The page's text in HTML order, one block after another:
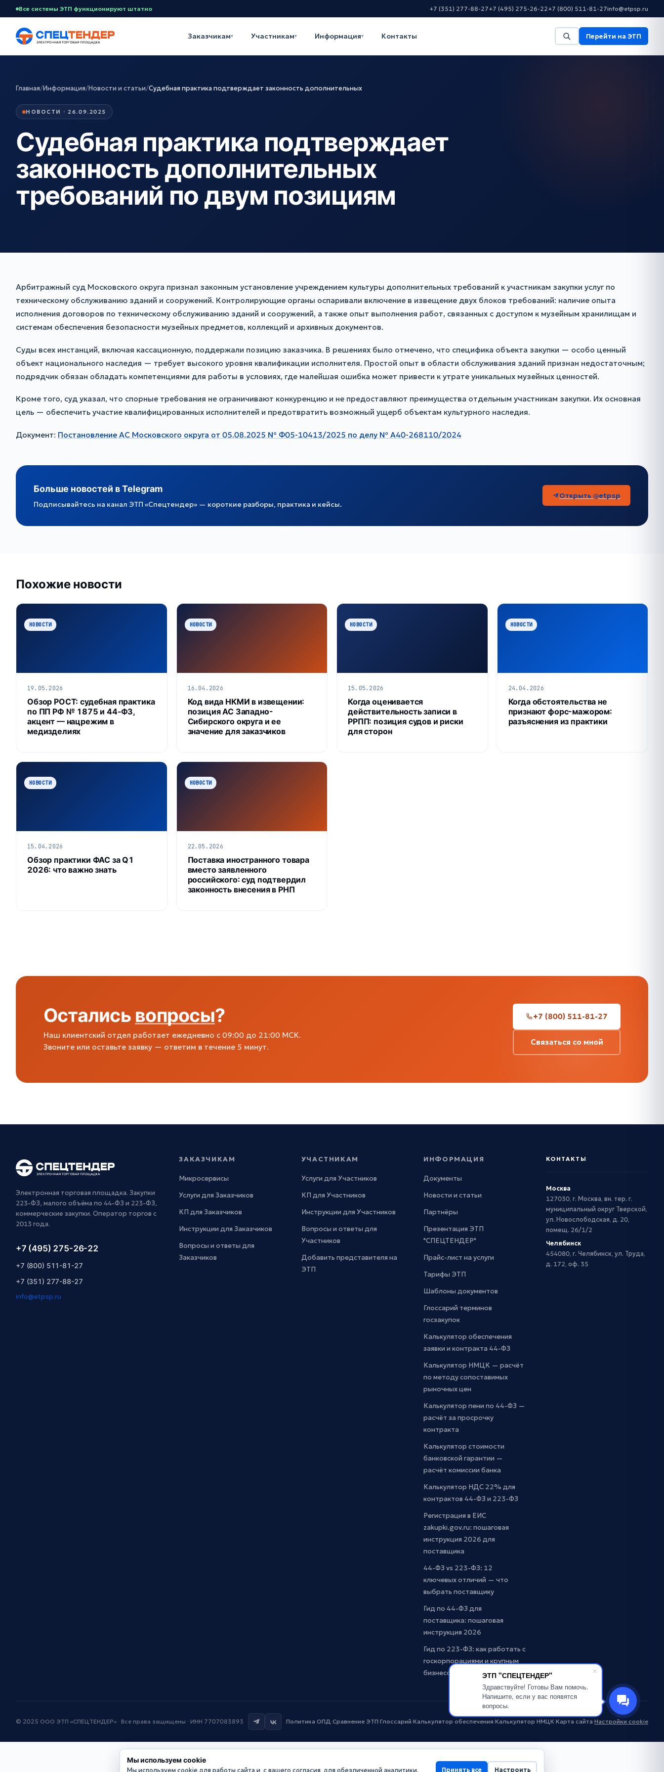
ЭТП "СПЕЦТЕНДЕР"
Здравствуйте! Готовы Вам помочь.
Напишите, если у вас появятся
вопросы.
Все системы ЭТП функционируют штатно +7 (351) 277-88-27+7 (495) 275-26-22+7 (800) 511-81-27info@etpsp.ru
Заказчикам▾ Участникам▾ Информация▾ Контакты Перейти на ЭТП
Главная/Информация/Новости и статьи/Судебная практика подтверждает законность дополнительных
НОВОСТИ · 26.09.2025
Судебная практика подтверждает
законность дополнительных
требований по двум позициям
Арбитражный суд Московского округа признал законным установление учреждением культуры дополнительных требований к участникам закупки услуг по
техническому обслуживанию зданий и сооружений. Контролирующие органы оспаривали включение в извещение двух блоков требований: наличие опыта
исполнения договоров по техническому обслуживанию зданий и сооружений, а также опыт выполнения работ, связанных с доступом к музейным хранилищам и
системам обеспечения безопасности музейных предметов, коллекций и архивных документов.
Суды всех инстанций, включая кассационную, поддержали позицию заказчика. В решениях было отмечено, что специфика объекта закупки — особо ценный
объект национального наследия — требует высокого уровня квалификации исполнителя. Простой опыт в области обслуживания зданий признан недостаточным;
подрядчик обязан обладать компетенциями для работы в условиях, где малейшая ошибка может привести к утрате уникальных музейных ценностей.
Кроме того, суд указал, что спорные требования не ограничивают конкуренцию и не предоставляют преимущества отдельным участникам закупки. Их основная
цель — обеспечить участие квалифицированных исполнителей и предотвратить возможный ущерб объектам культурного наследия.
Документ: Постановление АС Московского округа от 05.08.2025 № Ф05-10413/2025 по делу № А40-268110/2024
Больше новостей в Telegram
Подписывайтесь на канал ЭТП «Спецтендер» — короткие разборы, практика и кейсы.
Открыть @etpsp
Похожие новости
НОВОСТИ
19.05.2026
Обзор РОСТ: судебная практика
по ПП РФ № 1875 и 44‑ФЗ,
акцент — нацрежим в
медизделиях
НОВОСТИ
16.04.2026
Код вида НКМИ в извещении:
позиция АС Западно-
Сибирского округа и ее
значение для заказчиков
НОВОСТИ
15.05.2026
Когда оценивается
действительность записи в
РРПП: позиция судов и риски
для сторон
НОВОСТИ
24.04.2026
Когда обстоятельства не
признают форс-мажором:
разъяснения из практики
НОВОСТИ
15.04.2026
Обзор практики ФАС за Q1
2026: что важно знать
НОВОСТИ
22.05.2026
Поставка иностранного товара
вместо заявленного
российского: суд подтвердил
законность внесения в РНП
Остались вопросы?
Наш клиентский отдел работает ежедневно с 09:00 до 21:00 МСК.
Звоните или оставьте заявку — ответим в течение 5 минут.
+7 (800) 511-81-27
Связаться со мной
Электронная торговая площадка. Закупки
223-ФЗ, малого объёма по 44-ФЗ и 223-ФЗ,
коммерческие закупки. Оператор торгов с
2013 года.
+7 (495) 275-26-22
+7 (800) 511-81-27
+7 (351) 277-88-27
info@etpsp.ru
ЗАКАЗЧИКАМ
Микросервисы
Услуги для Заказчиков
КП для Заказчиков
Инструкции для Заказчиков
Вопросы и ответы для
Заказчиков
УЧАСТНИКАМ
Услуги для Участников
КП для Участников
Инструкции для Участников
Вопросы и ответы для
Участников
Добавить представителя на
ЭТП
ИНФОРМАЦИЯ
Документы
Новости и статьи
Партнёры
Презентация ЭТП
"СПЕЦТЕНДЕР"
Прайс-лист на услуги
Тарифы ЭТП
Шаблоны документов
Глоссарий терминов
госзакупок
Калькулятор обеспечения
заявки и контракта 44-ФЗ
Калькулятор НМЦК — расчёт
по методу сопоставимых
рыночных цен
Калькулятор пени по 44-ФЗ —
расчёт за просрочку
контракта
Калькулятор стоимости
банковской гарантии —
расчёт комиссии банка
Калькулятор НДС 22% для
контрактов 44-ФЗ и 223-ФЗ
Регистрация в ЕИС
zakupki.gov.ru: пошаговая
инструкция 2026 для
поставщика
44-ФЗ vs 223-ФЗ: 12
ключевых отличий — что
выбрать поставщику
Гид по 44-ФЗ для
поставщика: пошаговая
инструкция 2026
Гид по 223-ФЗ: как работать с
госкорпорациями и крупным
бизнесом
КОНТАКТЫ
Москва
127030, г. Москва, вн. тер. г.
муниципальный округ Тверской,
ул. Новослободская, д. 20,
помещ. 26/1/2
Челябинск
454080, г. Челябинск, ул. Труда,
д. 172, оф. 35
© 2025 ООО ЭТП «СПЕЦТЕНДЕР» · Все права защищены · ИНН 7707083893 Политика ОПД·Сравнение ЭТП·Глоссарий·Калькулятор обеспечения·Калькулятор НМЦК·Карта сайта·Настройки cookie
Мы используем cookie
Мы используем cookie для работы сайта и, с вашего согласия, для обезличенной аналитики. Принять все Настроить